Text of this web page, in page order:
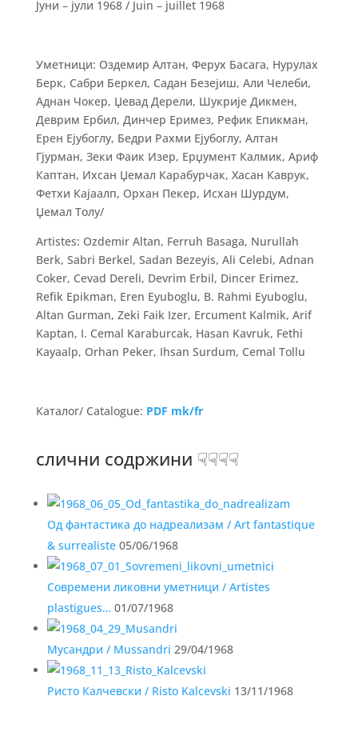
Јуни – јули 1968 / Juin – јuillet 1968
Уметници: Оздемир Алтан, Ферух Басага, Нурулах
Берк, Сабри Беркел, Садан Безејиш, Али Челеби,
Аднан Чокер, Џевад Дерели, Шукрије Дикмен,
Деврим Ербил, Динчер Еримез, Рефик Епикман,
Ерен Ејубоглу, Бедри Рахми Ејубоглу, Алтан
Гјурман, Зеки Фаик Изер, Ерџумент Калмик, Ариф
Каптан, Ихсан Џемал Карабурчак, Хасан Каврук,
Фетхи Кајаалп, Орхан Пекер, Исхан Шурдум,
Џемал Толу/
Artistes: Ozdemir Altan, Ferruh Basaga, Nurullah
Berk, Sabri Berkel, Sadan Bezeyis, Ali Celebi, Adnan
Coker, Cevad Dereli, Devrim Erbil, Dincer Erimez,
Refik Epikman, Eren Eyuboglu, B. Rahmi Eyuboglu,
Altan Gurman, Zeki Faik Izer, Ercument Kalmik, Arif
Kaptan, I. Cemal Karaburcak, Hasan Kavruk, Fethi
Kayaalp, Orhan Peker, Ihsan Surdum, Cemal Tollu
Каталог/ Catalogue: PDF mk/fr
слични содржини ☟☟☟☟
Oд фантастика до надреализам / Art fantastique
& surrealiste05/06/1968
Современи ликовни уметници / Artistes
plastigues… 01/07/1968
Мусандри / Mussandri 29/04/1968
Ристо Калчевски / Risto Kalcevski 13/11/1968